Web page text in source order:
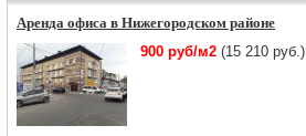
Аренда офиса в Нижегородском районе
900 руб/м2 (15 210 руб.)